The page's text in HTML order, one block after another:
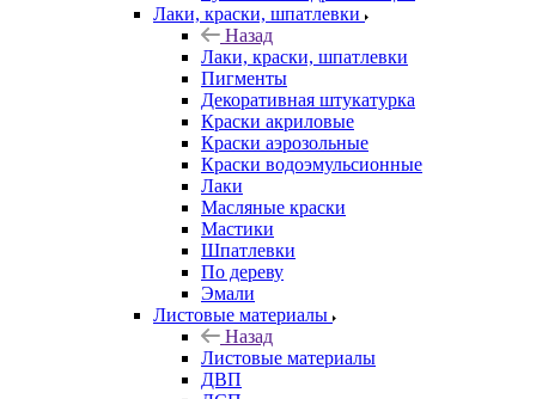
Лаки, краски, шпатлевки
Назад
Лаки, краски, шпатлевки
Пигменты
Декоративная штукатурка
Краски акриловые
Краски аэрозольные
Краски водоэмульсионные
Лаки
Масляные краски
Мастики
Шпатлевки
По дереву
Эмали
Листовые материалы
Назад
Листовые материалы
ДВП